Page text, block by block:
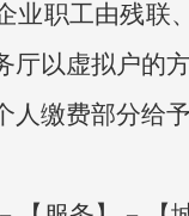
业职工由残联
厅以虚拟户的
人缴费部分给